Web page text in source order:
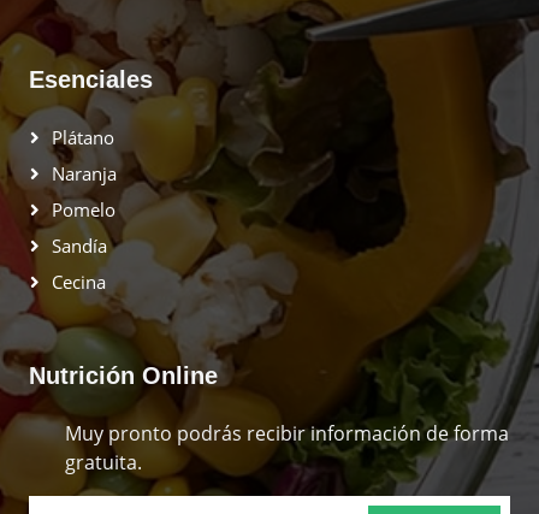
Esenciales
Plátano
Naranja
Pomelo
Sandía
Cecina
Nutrición Online
Muy pronto podrás recibir información de forma
gratuita.